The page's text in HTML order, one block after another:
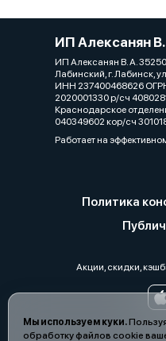
Мы используем куки.
обработку файлов cookie
ИП Алексанян
ИП Алексанян В. А.
Лабинский, г. Лабинск,
ИНН 237400468626
2020001330 р/сч
Краснодарское
040349602 кор/сч
Работает на
Политика
Акции, скидки,